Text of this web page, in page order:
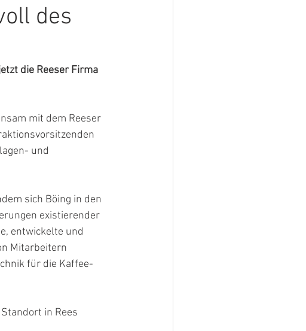
des
die Reeser Firma
mit dem Reeser
und
sich Böing in den
existierender
entwickelte und
Mitarbeitern
für die Kaffee-
in Rees